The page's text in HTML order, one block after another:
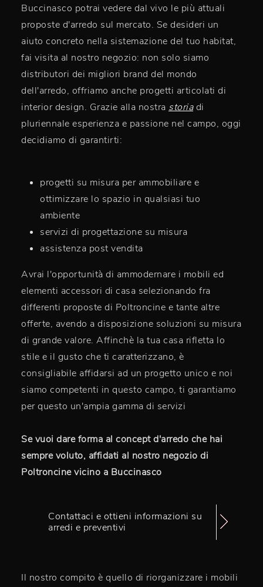
Buccinasco potrai vedere dal vivo le più attuali
proposte d'arredo sul mercato. Se desideri un
aiuto concreto nella sistemazione del tuo habitat,
fai visita al nostro negozio: non solo siamo
distributori dei migliori brand del mondo
dell'arredo, offriamo anche progetti articolati di
interior design. Grazie alla nostra storiadi
pluriennale esperienza e passione nel campo, oggi
decidiamo di garantirti:
progetti su misura per ammobiliare e
ottimizzare lo spazio in qualsiasi tuo
ambiente
servizi di progettazione su misura
assistenza post vendita
Avrai l'opportunità di ammodernare i mobili ed
elementi accessori di casa selezionando fra
differenti proposte di Poltroncine e tante altre
offerte, avendo a disposizione soluzioni su misura
di grande valore. Affinchè la tua casa rifletta lo
stile e il gusto che ti caratterizzano, è
consigliabile affidarsi ad un progetto unico e noi
siamo competenti in questo campo, ti garantiamo
per questo un'ampia gamma di servizi
Se vuoi dare forma al concept d'arredo che hai
sempre voluto, affidati al nostro negozio di
Poltroncine vicino a Buccinasco
Contattaci e ottieni informazioni su
arredi e preventivi
Il nostro compito è quello di riorganizzare i mobili